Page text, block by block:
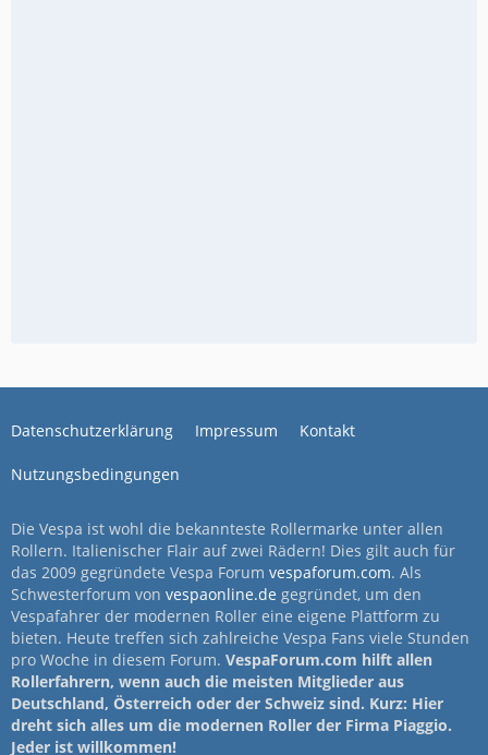
Datenschutzerklärung Impressum Kontakt
Nutzungsbedingungen
Die Vespa ist wohl die bekannteste Rollermarke unter allen
Rollern. Italienischer Flair auf zwei Rädern! Dies gilt auch für
das 2009 gegründete Vespa Forum vespaforum.com. Als
Schwesterforum von vespaonline.de gegründet, um den
Vespafahrer der modernen Roller eine eigene Plattform zu
bieten. Heute treffen sich zahlreiche Vespa Fans viele Stunden
pro Woche in diesem Forum. VespaForum.com hilft allen
Rollerfahrern, wenn auch die meisten Mitglieder aus
Deutschland, Österreich oder der Schweiz sind. Kurz: Hier
dreht sich alles um die modernen Roller der Firma Piaggio.
Jeder ist willkommen!